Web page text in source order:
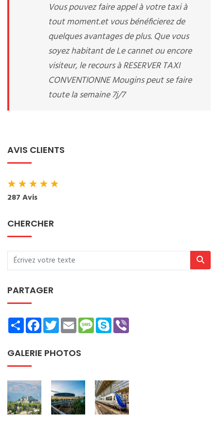
Vous pouvez faire appel à votre taxi à
tout moment.et vous bénéficierez de
quelques avantages de plus. Que vous
soyez habitant de Le cannet ou encore
visiteur, le recours à RESERVER TAXI
CONVENTIONNE Mougins peut se faire
toute la semaine 7j/7
AVIS CLIENTS
★★★★★
287 Avis
CHERCHER
PARTAGER
ShareFacebookTwitterEmailMessage
Skype
GALERIE PHOTOS